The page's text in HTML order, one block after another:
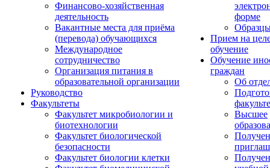
Финансово-хозяйственная
деятельность
Вакантные места для приёма
(перевода) обучающихся
Международное
сотрудничество
Организация питания в
образовательной организации
Руководство
Факультеты
Факультет микробиологии и
биотехнологии
Факультет биологической
безопасности
Факультет биологии клетки
форме
Прием на
обучение
Обучение
граждан
Об
Высшее